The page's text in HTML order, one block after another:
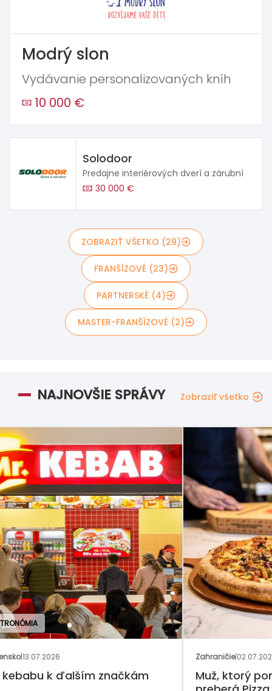
Modrý slon
Vydávanie personalizovaných kníh
10 000 €
Solodoor
Predajne interiérových dverí a zárubní
30 000 €
ZOBRAZIŤ VŠETKO (29)
FRANŠÍZOVÉ (23)
PARTNERSKÉ (4)
MASTER-FRANŠÍZOVÉ (2)
NAJNOVŠIE SPRÁVY Zobraziť všetko
Zahraničie
Muž, ktorý pomohol Arby’s,